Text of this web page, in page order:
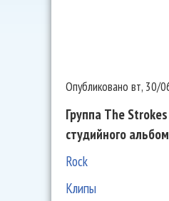
Опубликовано вт, 30/
Группа The
студийного
Rock
Клипы